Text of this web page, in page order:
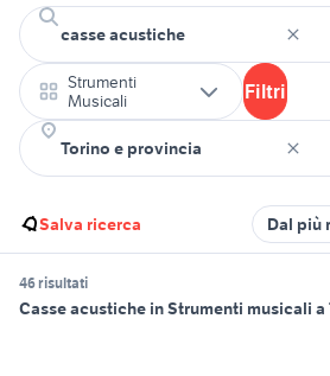
Strumenti
Musicali
Filtri
Salva ricerca Dal più
46 risultati
Casse acustiche in Strumenti musicali